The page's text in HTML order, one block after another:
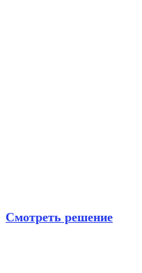
Смотреть решение